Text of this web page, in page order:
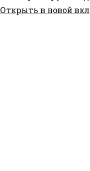
Открыть в новой